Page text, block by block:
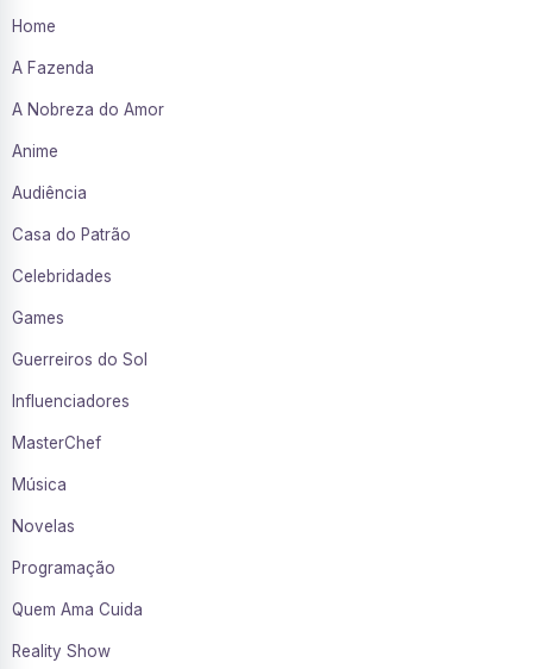
Home
A Fazenda
A Nobreza do Amor
Anime
Audiência
Casa do Patrão
Celebridades
Games
Guerreiros do Sol
Influenciadores
MasterChef
Música
Novelas
Programação
Quem Ama Cuida
Reality Show